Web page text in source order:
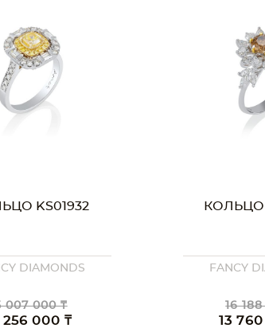
KS01932
DIAMONDS
007 000 ₸
256 000 ₸
КОЛЬЦО
FANCY
16
13